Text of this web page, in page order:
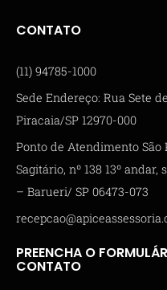
CONTATO
(11) 94785-1000
Sede Endereço: Rua Sete
Piracaia/SP 12970-000
Ponto de Atendimento São
Sagitário, nº 138 13º
– Barueri/ SP 06473-073
PREENCHA O
CONTATO